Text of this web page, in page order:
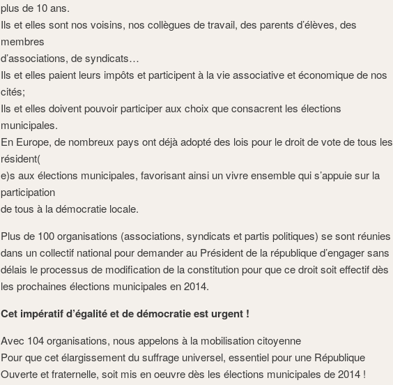
plus de 10 ans.
Ils et elles sont nos voisins, nos collègues de travail, des parents d’élèves, des
membres
d’associations, de syndicats…
Ils et elles paient leurs impôts et participent à la vie associative et économique de nos
cités;
Ils et elles doivent pouvoir participer aux choix que consacrent les élections
municipales.
En Europe, de nombreux pays ont déjà adopté des lois pour le droit de vote de tous les
résident(
e)s aux élections municipales, favorisant ainsi un vivre ensemble qui s’appuie sur la
participation
de tous à la démocratie locale.
Plus de 100 organisations (associations, syndicats et partis politiques) se sont réunies
dans un collectif national pour demander au Président de la république d’engager sans
délais le processus de modification de la constitution pour que ce droit soit effectif dès
les prochaines élections municipales en 2014.
Cet impératif d’égalité et de démocratie est urgent !
Avec 104 organisations, nous appelons à la mobilisation citoyenne
Pour que cet élargissement du suffrage universel, essentiel pour une République
Ouverte et fraternelle, soit mis en oeuvre dès les élections municipales de 2014 !